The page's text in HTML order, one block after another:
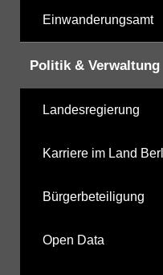
Einwanderungsamt
Politik & Verwaltung
Landesregierung
Karriere im Land
Bürgerbeteiligung
Open Data